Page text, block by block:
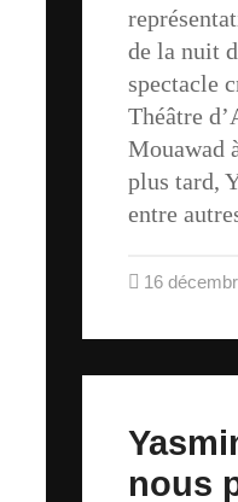
de la nuit
spectacle
Théâtre
Mouawad
plus tard,
entre
16
nous